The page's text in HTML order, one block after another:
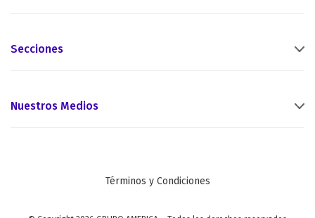
Secciones
Nuestros Medios
Términos y Condiciones